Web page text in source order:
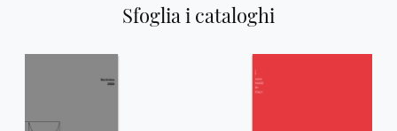
Sfoglia i cataloghi